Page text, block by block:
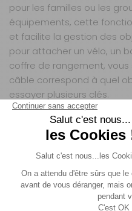
pour les familles ou les
équipements, cette
et facilite la gestion des
pour attacher un vélo, un
coffre de rangement,
câble correspond à quel
essayer plusieurs clés.
UNE SOLUTION
SITUATIONS
Conçus pour s’adapter à
câbles antivols sont tout
voyage itinérant. Leur
auto-enroulant
dans un coffre ou un sac